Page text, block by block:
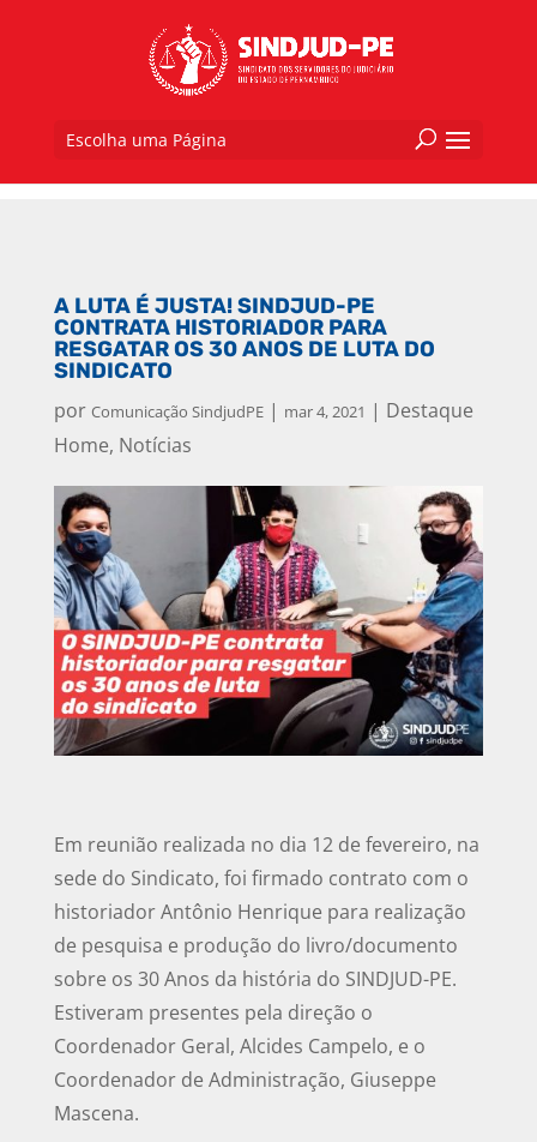
Escolha uma Página
A LUTA É JUSTA! SINDJUD-PE
CONTRATA HISTORIADOR PARA
RESGATAR OS 30 ANOS DE LUTA DO
SINDICATO
por Comunicação SindjudPE| mar 4, 2021 | Destaque
Home, Notícias
Em reunião realizada no dia 12 de fevereiro, na
sede do Sindicato, foi firmado contrato com o
historiador Antônio Henrique para realização
de pesquisa e produção do livro/documento
sobre os 30 Anos da história do SINDJUD-PE.
Estiveram presentes pela direção o
Coordenador Geral, Alcides Campelo, e o
Coordenador de Administração, Giuseppe
Mascena.